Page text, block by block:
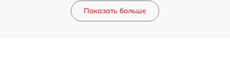
Показать больше